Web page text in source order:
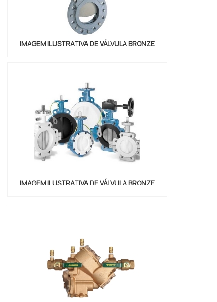
IMAGEM ILUSTRATIVA DE VÁLVULA BRONZE
IMAGEM ILUSTRATIVA DE VÁLVULA BRONZE